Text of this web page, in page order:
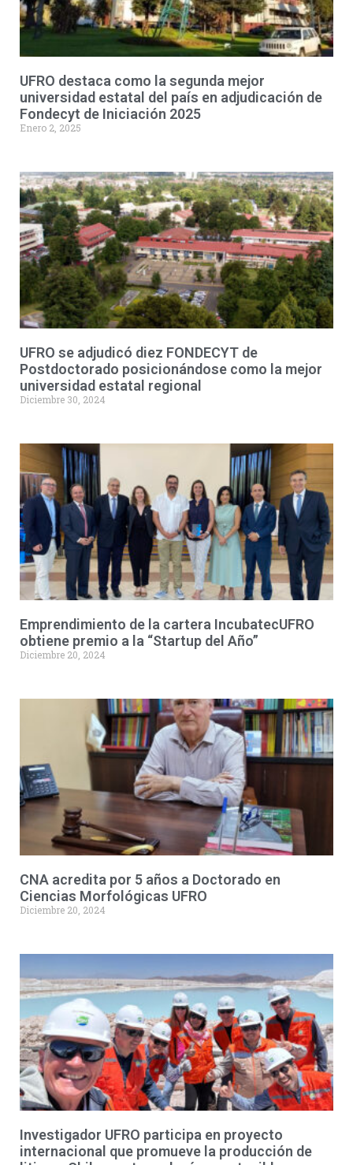
UFRO destaca como la segunda mejor
universidad estatal del país en adjudicación de
Fondecyt de Iniciación 2025
Enero 2, 2025
UFRO se adjudicó diez FONDECYT de
Postdoctorado posicionándose como la mejor
universidad estatal regional
Diciembre 30, 2024
Emprendimiento de la cartera IncubatecUFRO
obtiene premio a la “Startup del Año”
Diciembre 20, 2024
CNA acredita por 5 años a Doctorado en
Ciencias Morfológicas UFRO
Diciembre 20, 2024
Investigador UFRO participa en proyecto
internacional que promueve la producción de